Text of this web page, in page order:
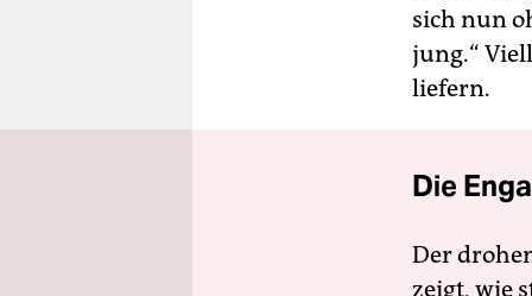
sich nun
jung.“
liefern.
Die
Der
zeigt, wie